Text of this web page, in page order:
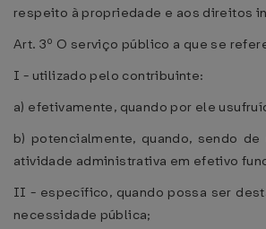
respeito à propriedade e aos direitos
Art. 3º O serviço público a que se
I - utilizado pelo contribuinte:
a) efetivamente, quando por ele
b) potencialmente, quando, sendo
atividade administrativa em efetivo
II - específico, quando possa ser
necessidade pública;